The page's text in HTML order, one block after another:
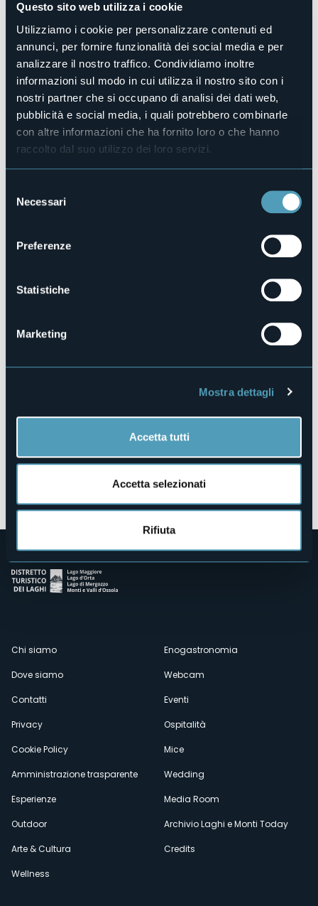
Questo sito web utilizza i cookie
Utilizziamo i cookie per personalizzare contenuti ed
annunci, per fornire funzionalità dei social media e per
analizzare il nostro traffico. Condividiamo inoltre
informazioni sul modo in cui utilizza il nostro sito con i
nostri partner che si occupano di analisi dei dati web,
pubblicità e social media, i quali potrebbero combinarle
con altre informazioni che ha fornito loro o che hanno
raccolto dal suo utilizzo dei loro servizi.
delNecessari
Preferenze
Statistiche
Marketing
Mostra dettagli
Accetta tutti
Accetta selezionati
Rifiuta
Sabato 30 dicembre 2023 dalle ore 11.00 alle ore 18.00
(punto di partenza Pro Loco di Malesco, Piazza della
Chiesa) nei vari locali di Malesco (VB)vi aspetta un tour
enogastronomico con prodotti tipici.
Per informazioni: vedi contatti sottoindicati.
L'evento si svolgerà anche in caso di maltempo.
Organizzatore
Comune di Malesco
Luogo dell'evento
Vedi locandina
+39 3791105756
Sito web
Menù
secondario
Chi siamo
Dove siamo
Contatti
Privacy
Cookie Policy
Amministrazione trasparente
Esperienze
Outdoor
Arte & Cultura
Wellness
Enogastronomia
Webcam
Eventi
Ospitalità
Mice
Wedding
Media Room
Archivio Laghi e Monti Today
Credits